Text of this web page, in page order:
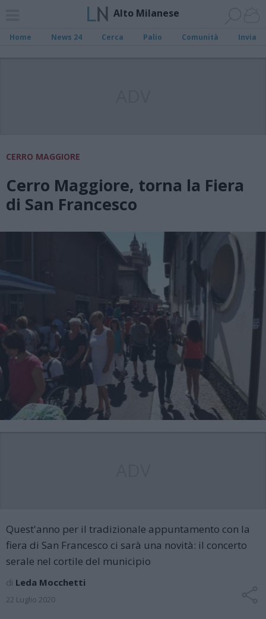
Alto Milanese
Home News 24 Cerca Palio Comunità Invia
CERRO MAGGIORE
Cerro Maggiore, torna la Fiera
di San Francesco
Quest'anno per il tradizionale appuntamento con la
fiera di San Francesco ci sarà una novità: il concerto
serale nel cortile del municipio
di Leda Mocchetti
22 Luglio 2020